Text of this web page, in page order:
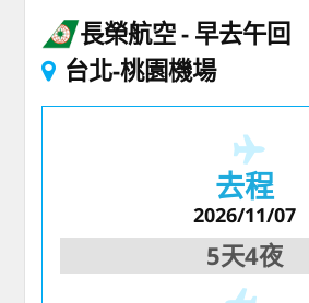
長榮航空 早去午回
台北-桃園機場
去程
2026/11/07
5天4夜